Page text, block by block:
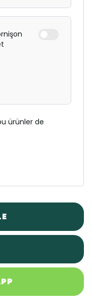
ürünler de